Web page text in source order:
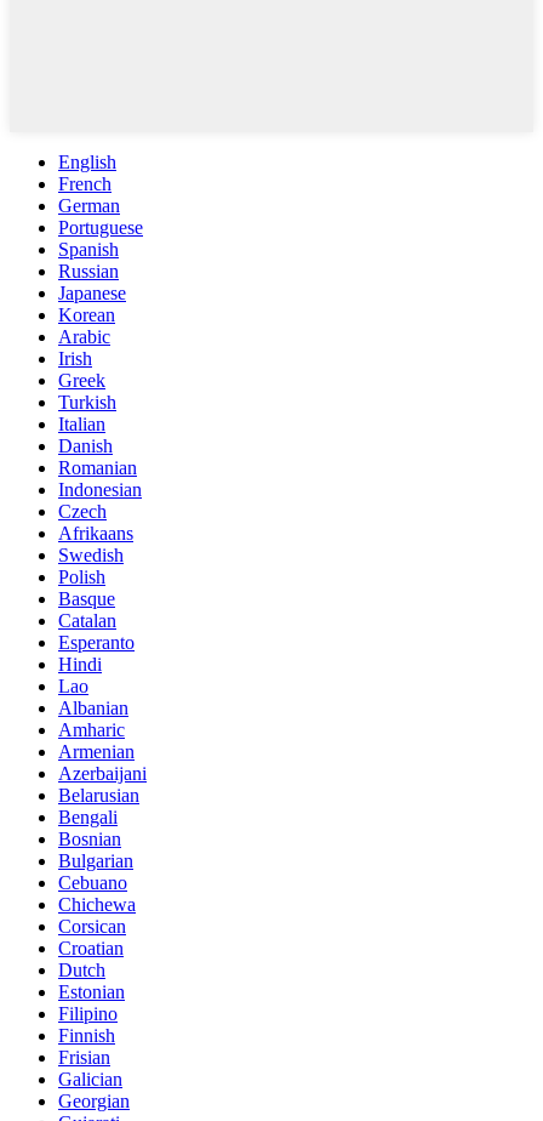
English
French
German
Portuguese
Spanish
Russian
Japanese
Korean
Arabic
Irish
Greek
Turkish
Italian
Danish
Romanian
Indonesian
Czech
Afrikaans
Swedish
Polish
Basque
Catalan
Esperanto
Hindi
Lao
Albanian
Amharic
Armenian
Azerbaijani
Belarusian
Bengali
Bosnian
Bulgarian
Cebuano
Chichewa
Corsican
Croatian
Dutch
Estonian
Filipino
Finnish
Frisian
Galician
Georgian